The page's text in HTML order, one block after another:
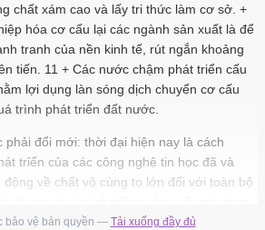
chất xám cao và lấy tri thức làm cơ sở. +
hóa cơ cấu lại các ngành sản xuất là để
tranh của nền kinh tế, rút ngắn khoảng
tiến. 11 + Các nước chậm phát triển cấu
lợi dụng làn sóng dịch chuyển cơ cấu
trình phát triển đất nước.
phải đổi mới: thời đại hiện nay là cách
trỉển của các công nghệ tin học đã và
về chất vô cùng to lớn đối với toàn bộ
thay đổi đa dạng, rộng lớn và với tốc
bảo vệ bản quyền — Tải xuống đầy đủ